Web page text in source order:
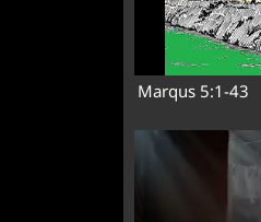
Marqus 5:1-43